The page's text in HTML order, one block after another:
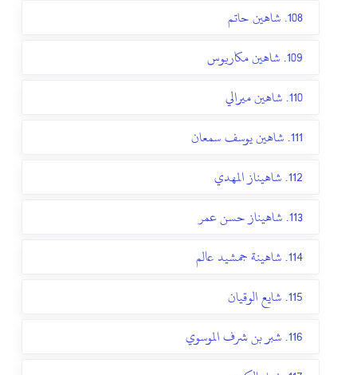
108. شاهين حاتم
109. شاهين مكاريوس
110. شاهين ميرالي
111. شاهين يوسف سمعان
112. شاهيناز المهدي
113. شاهيناز حسن عمر
114. شاهينة جمشيد عالم
115. شايع الوقيان
116. شبر بن شرف الموسوي